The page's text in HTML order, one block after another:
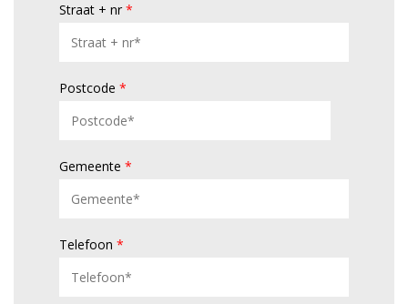
Straat + nr*
Postcode*
Gemeente*
Telefoon*